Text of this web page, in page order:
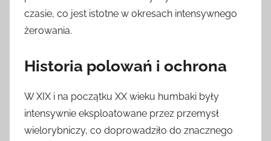
czasie, co jest istotne w okresach intensywnego
żerowania.
Historia polowań i ochrona
W XIX i na początku XX wieku humbaki były
intensywnie eksploatowane przez przemysł
wielorybniczy, co doprowadziło do znacznego